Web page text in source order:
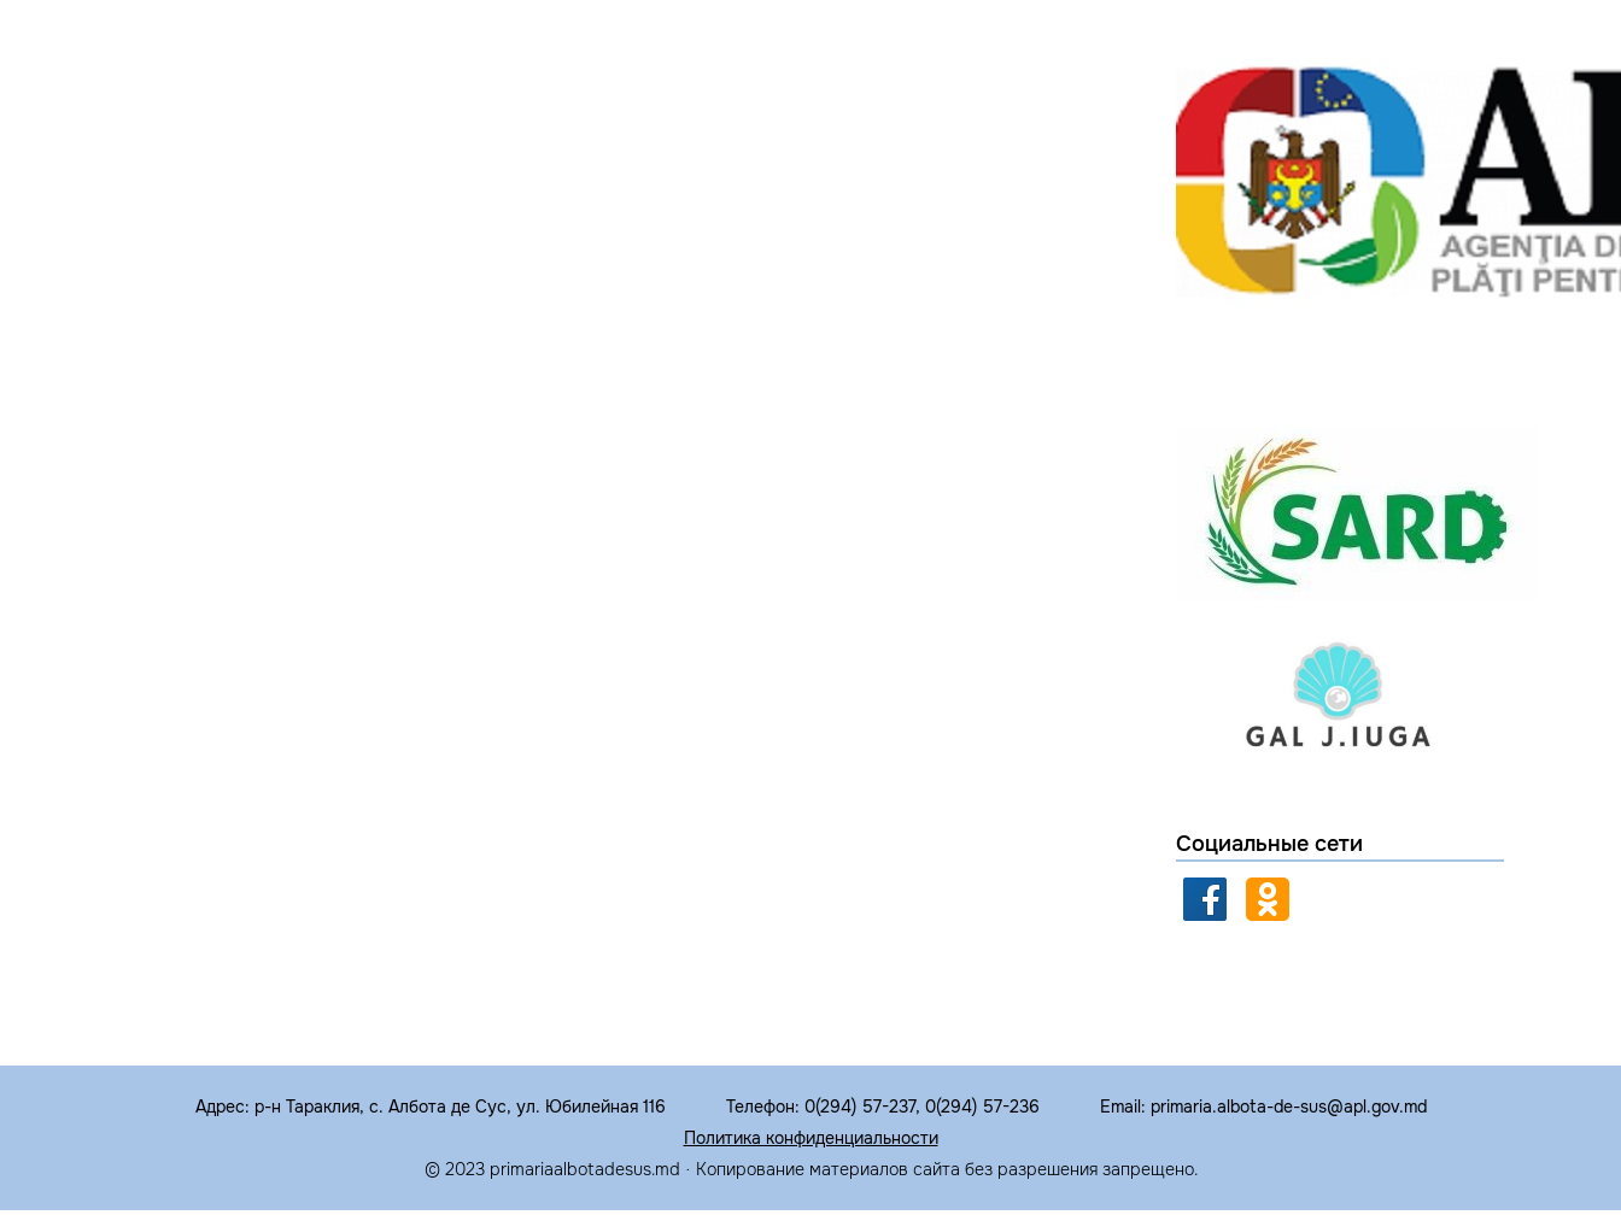
Социальные сети
Адрес: р-н Тараклия, с. Албота де Сус, ул. Юбилейная 116 Телефон: 0(294) 57-237, 0(294) 57-236
Email: primaria.albota-de-sus@apl.gov.md
Политика конфиденциальности
© 2023 primariaalbotadesus.md · Копирование материалов сайта без разрешения запрещено.